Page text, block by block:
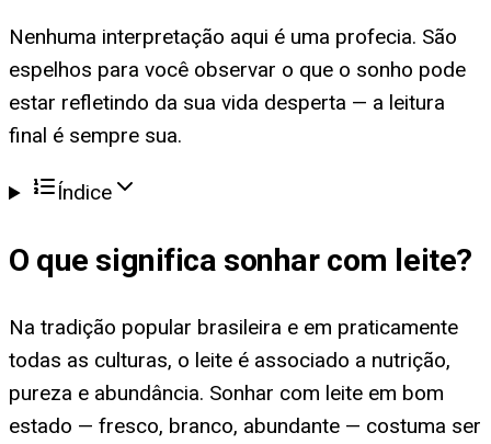
Nenhuma interpretação aqui é uma profecia. São
espelhos para você observar o que o sonho pode
estar refletindo da sua vida desperta — a leitura
final é sempre sua.
Índice
O que significa sonhar com leite?
Na tradição popular brasileira e em praticamente
todas as culturas, o leite é associado a nutrição,
pureza e abundância. Sonhar com leite em bom
estado — fresco, branco, abundante — costuma ser